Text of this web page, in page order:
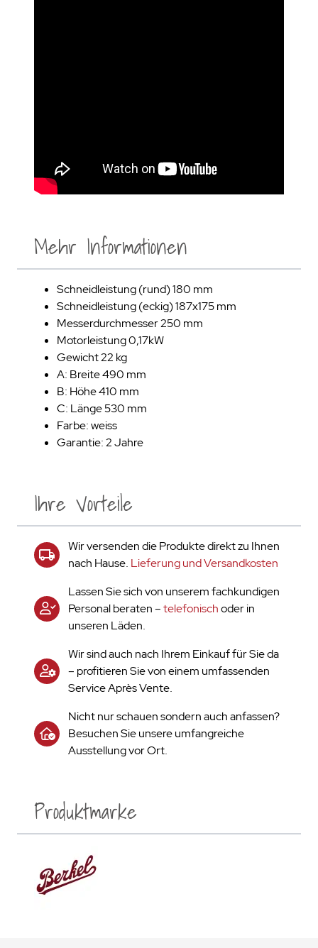
Ihre Vorteile
Wir versenden die Produkte direkt zu Ihnen
nach Hause. Lieferung und Versandkosten
Lassen Sie sich von unserem fachkundigen
Personal beraten –telefonischoder in
unseren Läden.
Wir sind auch nach Ihrem Einkauf für Sie da
– profitieren Sie von einem umfassenden
Service Après Vente.
Nicht nur schauen sondern auch anfassen?
Besuchen Sie unsere umfangreiche
Ausstellung vor Ort.
Mehr Informationen
Schneidleistung (rund) 180 mm
Schneidleistung (eckig) 187x175 mm
Messerdurchmesser 250 mm
Motorleistung 0,17kW
Gewicht 22 kg
A: Breite 490 mm
B: Höhe 410 mm
C: Länge 530 mm
Farbe: weiss
Garantie: 2 Jahre
Produktmarke